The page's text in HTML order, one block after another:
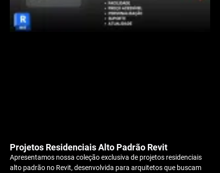
Projetos Residenciais Alto Padrão Revit
Apresentamos nossa coleção exclusiva de projetos residenciais
alto padrão no Revit, desenvolvida para arquitetos que buscam